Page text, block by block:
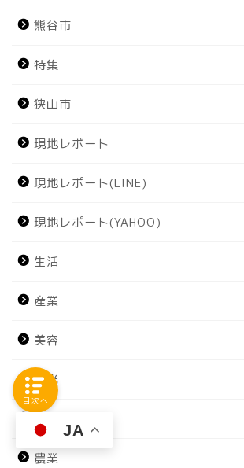
熊谷市
特集
狭山市
現地レポート
現地レポート(LINE)
現地レポート(YAHOO)
生活
産業
美容
観光
農業
JA
目次へ